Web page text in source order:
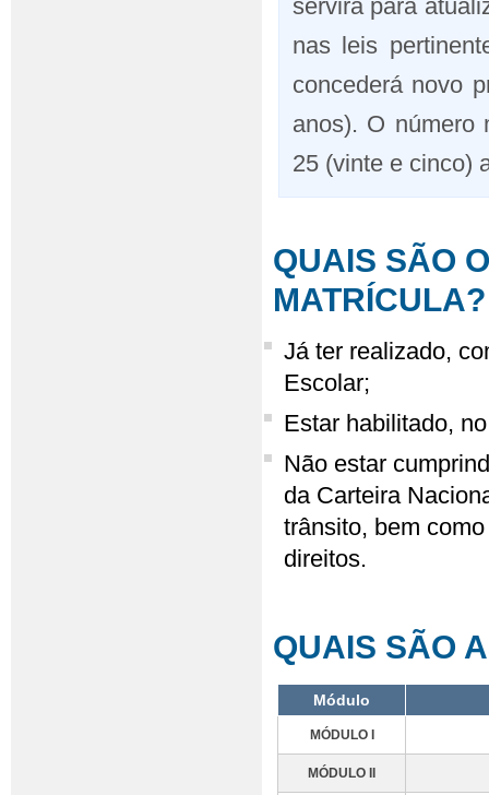
servirá para
nas leis
concederá novo
anos). O número
25 (vinte e cinco)
QUAIS SÃO
MATRÍCULA?
Já ter realizado,
Escolar;
Estar habilitado,
Não estar
da Carteira
trânsito, bem
direitos.
QUAIS SÃO
Módulo
MÓDULO I
MÓDULO II